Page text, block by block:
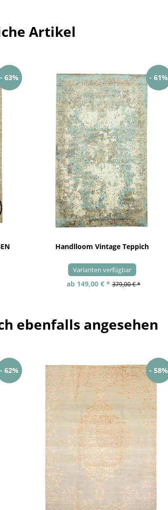
Artikel
- 63% - 61%
Handlloom Vintage Teppich
Varianten verfügbar
ab 149,00 € * 379,00 € *
ebenfalls angesehen
- 62% - 58%